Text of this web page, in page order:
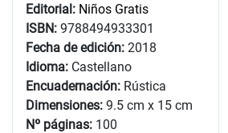
Editorial: Niños Gratis
ISBN: 9788494933301
Fecha de edición: 2018
Idioma: Castellano
Encuadernación: Rústica
Dimensiones: 9.5 cm x 15 cm
Nº páginas: 100